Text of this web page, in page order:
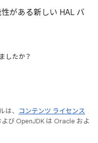
がある新しい HAL バ
したか？
は、
コンテンツ ライセンス
び OpenJDK は Oracle およ